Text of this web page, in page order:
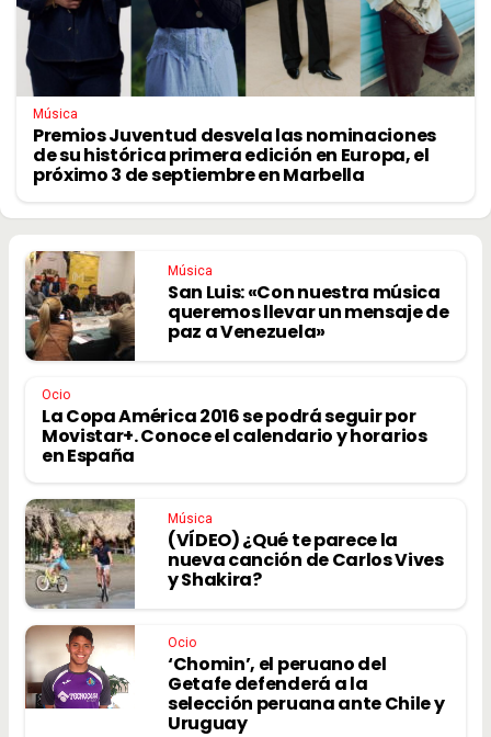
Música
Premios Juventud desvela las nominaciones
de su histórica primera edición en Europa, el
próximo 3 de septiembre en Marbella
Música
San Luis: «Con nuestra música
queremos llevar un mensaje de
paz a Venezuela»
Ocio
La Copa América 2016 se podrá seguir por
Movistar+. Conoce el calendario y horarios
en España
Música
(VÍDEO) ¿Qué te parece la
nueva canción de Carlos Vives
y Shakira?
Ocio
‘Chomin’, el peruano del
Getafe defenderá a la
selección peruana ante Chile y
Uruguay